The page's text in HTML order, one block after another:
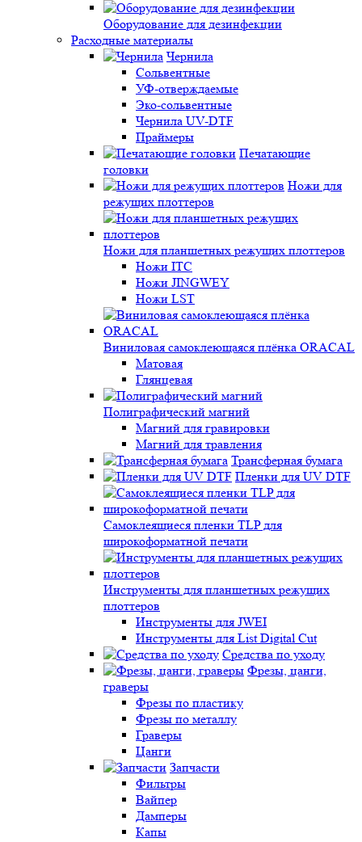
Оборудование для дезинфекции
Расходные материалы
Чернила
Сольвентные
УФ-отверждаемые
Эко-сольвентные
Чернила UV-DTF
Праймеры
Печатающие
головки
Ножи для
режущих плоттеров
Ножи для планшетных режущих плоттеров
Ножи ITC
Ножи JINGWEY
Ножи LST
Виниловая самоклеющаяся плёнка ORACAL
Матовая
Глянцевая
Полиграфический магний
Магний для гравировки
Магний для травления
Трансферная бумага
Пленки для UV DTF
Самоклеящиеся пленки TLP для
широкоформатной печати
Инструменты для планшетных режущих
плоттеров
Инструменты для JWEI
Инструменты для List Digital Cut
Средства по уходу
Фрезы, цанги,
граверы
Фрезы по пластику
Фрезы по металлу
Граверы
Цанги
Запчасти
Фильтры
Вайпер
Дамперы
Капы